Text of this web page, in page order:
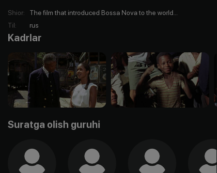
Shior:
The film that introduced Bossa Nova to the world...
Til: rus
Kadrlar
Suratga olish guruhi